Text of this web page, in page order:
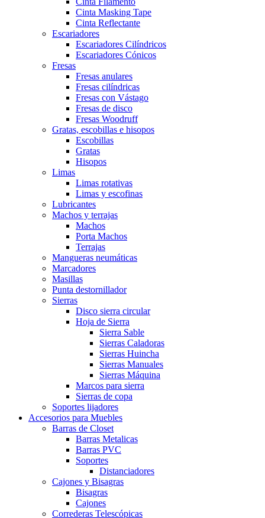
Cinta Masking Tape
Cinta Reflectante
Escariadores
Escariadores Cilíndricos
Escariadores Cónicos
Fresas
Fresas anulares
Fresas cilíndricas
Fresas con Vástago
Fresas de disco
Fresas Woodruff
Gratas, escobillas e hisopos
Escobillas
Gratas
Hisopos
Limas
Limas rotativas
Limas y escofinas
Lubricantes
Machos y terrajas
Machos
Porta Machos
Terrajas
Mangueras neumáticas
Marcadores
Masillas
Punta destornillador
Sierras
Disco sierra circular
Hoja de Sierra
Sierra Sable
Sierras Caladoras
Sierras Huincha
Sierras Manuales
Sierras Máquina
Marcos para sierra
Sierras de copa
Soportes lijadores
Accesorios para Muebles
Barras de Closet
Barras Metalicas
Barras PVC
Soportes
Distanciadores
Cajones y Bisagras
Bisagras
Cajones
Correderas Telescópicas